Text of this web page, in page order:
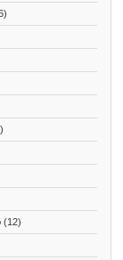
(12)